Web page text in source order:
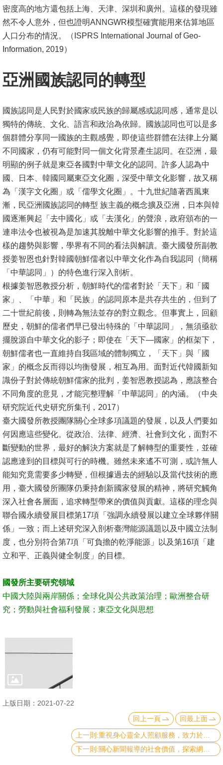
密度高的地方還包括上海、天津、深圳和廣州。這樣的發現雖
然不令人意外，但也證明ANNGWR模型確實能用來估算地區
人口分布的情況。（ISPRS International Journal of Geo-
Information, 2019）
亞洲國族認同的轉型
國族認同是人民對於國家或民族的歸屬感或認同感，通常是以
獨特的傳統、文化、語言和政治為依歸。國族認同也可以是多
個群體分享同一國族的主觀感覺，即使這些群體在法律上分屬
不同國家，仍有可能對同一個文化背景產生認同。在亞洲，最
明顯的例子就是東亞各國對中華文化的認同。許多人認為中
國、日本、韓國同屬東亞文化圈，深受中華文化影響，故又稱
為「漢字文化圈」或「儒學文化圈」。十九世紀隨著西風東
漸，民亞洲國族認同的轉型 族主義的概念擴及亞洲，日本與韓
國逐漸興起「去中國化」或「去漢化」的聲浪，政府頒布的一
連串法令也被視為是加速其脫離中華文化影響的推手。對於這
樣的趨勢與影響，學界有不同的看法與解讀。臺大國發所副教
授姜智恩也針對韓國朝鮮儒者以中華文化作為自我認同（簡稱
「中華認同」）的特色進行深入剖析。
根據姜智恩教授分析，朝鮮時代的儒者對於「天下」和「國
家」、「中華」和「民族」的認同原本是共存共生的，但到了
二十世紀前後，則轉為無法並存的對立觀念。但事實上，回顧
歷史，朝鮮的儒者們早已發出特殊的「中華認同」，無須亟欲
擺脫源自中華文化的影子；即使在「天下—國家」的框架下，
朝鮮儒者也一直維持自我區域的體制獨立，「天下」與「國
家」的概念反而得以均衡發展，相互為用。面對近代韓國新知
識份子對於傳統朝鮮儒家的批判，姜智恩教授認為，應該整合
不同角度的意見，才能完整理解「中華認同」的內涵。（中央
研究院近代史研究所集刊，2017）
臺大國發所教授團隊關心全球多項議題的發展，以及人們要如
何因應這些變化。從政治、法律、經濟、社會到文化，面對不
斷變動的世界，最好的解決方案就是了解轉型的重要性，並確
認應達到的目標與可行的時機。雖然未來遙不可測，或許無人
能知究竟需要多少轉變，但根據過去的經驗以及當代技術的應
用，臺大國發所團隊仍秉持創新國家發展的精神，將研究觸角
深入社會各層面，追求轉型帶來的價值與貢獻。這樣的理念與
聯合國永續發展目標第17項「強調永續發展以建立全球夥伴關
係」一致；而上述研究深入剖析臺灣能源議題以及中國立法制
度，也分別符合第7項「可負擔的乾淨能源」以及第16項「建
立和平、正義與健全制度」的目標。
國發所主要研究領域
中國大陸與兩岸關係；全球化與公共政策治理；歐洲整合研
究；勞動與社會福利發展；東亞文化與思想
上版日期：2021-07-22
回上一頁
回最上面
下一則:關心新聞報導的社會價值，探索網路媒體的傳播力量—新聞研究所